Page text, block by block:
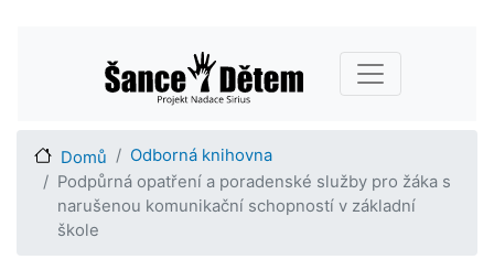
hlavnímu
obsahu
Main navigation
Domů
Odborná knihovna
Podpůrná opatření a poradenské služby pro žáka s
narušenou komunikační schopností v základní
škole